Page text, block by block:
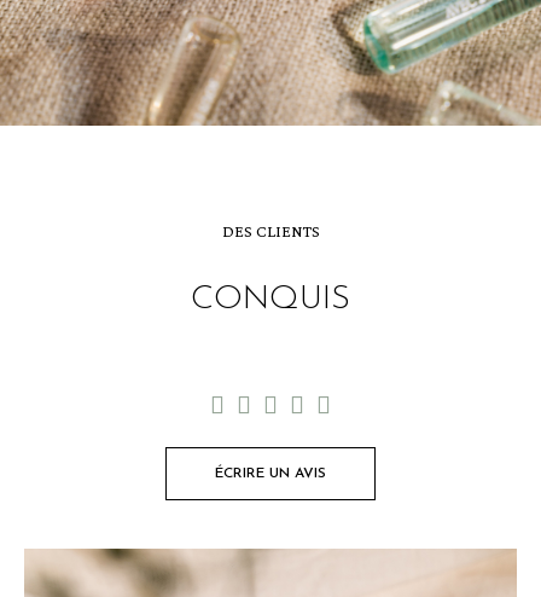
DES CLIENTS
CONQUIS
    
ÉCRIRE UN AVIS